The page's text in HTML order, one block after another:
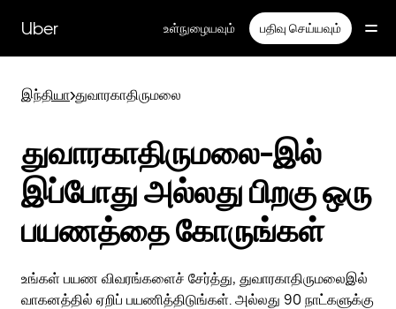
பக்கத்திற்குச்
செல்லவும்
Uber உள்நுழையவும் பதிவு செய்யவும்
இந்தியா>துவாரகாதிருமலை
துவாரகாதிருமலை-இல்
இப்போது அல்லது பிறகு ஒரு
பயணத்தை கோருங்கள்
உங்கள் பயண விவரங்களைச் சேர்த்து, துவாரகாதிருமலைஇல்
வாகனத்தில் ஏறிப் பயணித்திடுங்கள். அல்லது 90 நாட்களுக்கு